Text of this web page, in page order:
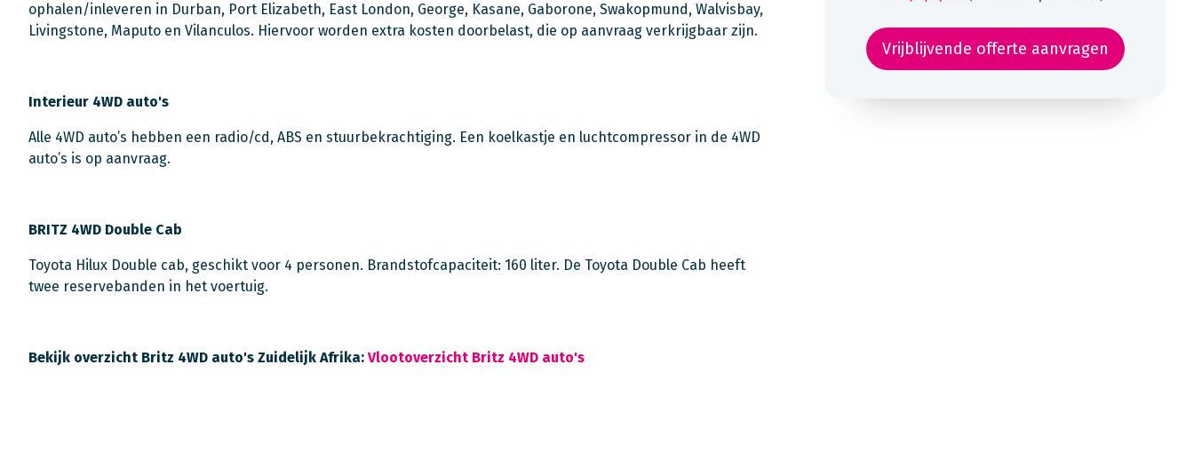
ophalen/inleveren in Durban, Port Elizabeth, East London, George, Kasane, Gaborone, Swakopmund, Walvisbay,
Livingstone, Maputo en Vilanculos. Hiervoor worden extra kosten doorbelast, die op aanvraag verkrijgbaar zijn.
Interieur 4WD auto's
Alle 4WD auto’s hebben een radio/cd, ABS en stuurbekrachtiging. Een koelkastje en luchtcompressor in de 4WD
auto’s is op aanvraag.
BRITZ 4WD Double Cab
Toyota Hilux Double cab, geschikt voor 4 personen. Brandstofcapaciteit: 160 liter. De Toyota Double Cab heeft
twee reservebanden in het voertuig.
Bekijk overzicht Britz 4WD auto's Zuidelijk Afrika: Vlootoverzicht Britz 4WD auto's
Vrijblijvende offerte aanvragen